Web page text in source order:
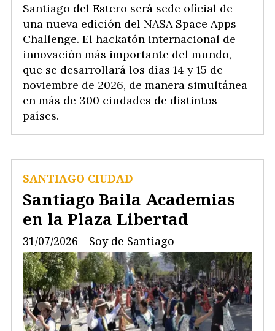
Santiago del Estero será sede oficial de
una nueva edición del NASA Space Apps
Challenge. El hackatón internacional de
innovación más importante del mundo,
que se desarrollará los días 14 y 15 de
noviembre de 2026, de manera simultánea
en más de 300 ciudades de distintos
países.
Santiago Baila Academias
en la Plaza Libertad
Soy de Santiago
SANTIAGO CIUDAD
31/07/2026